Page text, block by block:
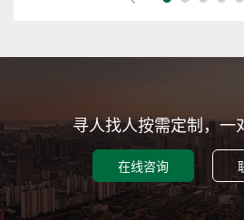
寻人找人按需定制，一
在线咨询